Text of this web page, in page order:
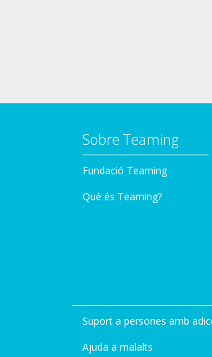
Sobre Teaming
Fundació Teaming
Què és Teaming?
Suport a persones amb
Ajuda a malalts